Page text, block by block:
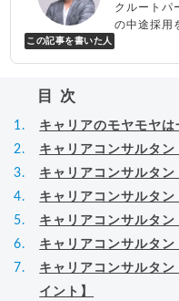
この記事を書いた人
クルートパ
の中途採用
ロジック」
▸詳細プロ
目次
キャリアのモヤモヤ
キャリアコンサルタ
キャリアコンサルタ
キャリアコンサルタ
キャリアコンサルタン
キャリアコンサルタ
キャリアコンサルタ
イント】